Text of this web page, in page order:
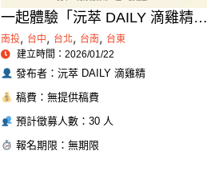
一起體驗「沅萃 DAILY 滴雞精」
的日常補給溫度
南投, 台中, 台北, 台南, 台東
建立時間：2026/01/22
發布者：沅萃 DAILY 滴雞精
稿費：無提供稿費
預計徵募人數：30 人
報名期限：無期限